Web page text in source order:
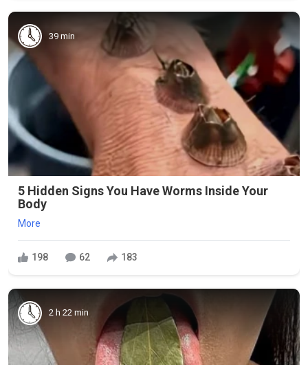
39 min
5 Hidden Signs You Have Worms Inside Your
Body
More
198 62 183
2 h 22 min